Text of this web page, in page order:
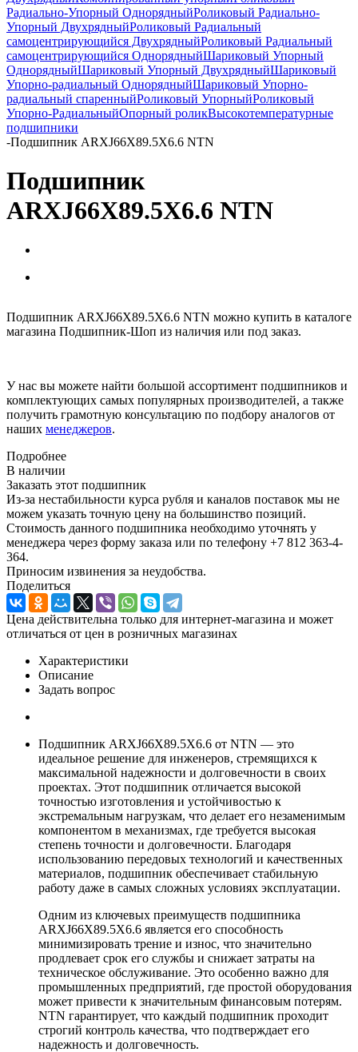
Радиально-Упорный ОднорядныйРоликовый Радиально-
Упорный ДвухрядныйРоликовый Радиальный
самоцентрирующийся ДвухрядныйРоликовый Радиальный
самоцентрирующийся ОднорядныйШариковый Упорный
ОднорядныйШариковый Упорный ДвухрядныйШариковый
Упорно-радиальный ОднорядныйШариковый Упорно-
радиальный спаренныйРоликовый УпорныйРоликовый
Упорно-РадиальныйОпорный роликВысокотемпературные
подшипники
-Подшипник ARXJ66X89.5X6.6 NTN
Подшипник
ARXJ66X89.5X6.6 NTN
Подшипник ARXJ66X89.5X6.6 NTN можно купить в каталоге
магазина Подшипник-Шоп из наличия или под заказ.
У нас вы можете найти большой ассортимент подшипников и
комплектующих самых популярных производителей, а также
получить грамотную консультацию по подбору аналогов от
наших менеджеров.
Подробнее
В наличии
Заказать этот подшипник
Из-за нестабильности курса рубля и каналов поставок мы не
можем указать точную цену на большинство позиций.
Стоимость данного подшипника необходимо уточнять у
менеджера через форму заказа или по телефону +7 812 363-4-
364.
Приносим извинения за неудобства.
Поделиться
Цена действительна только для интернет-магазина и может
отличаться от цен в розничных магазинах
Характеристики
Описание
Задать вопрос
Подшипник ARXJ66X89.5X6.6 от NTN — это
идеальное решение для инженеров, стремящихся к
максимальной надежности и долговечности в своих
проектах. Этот подшипник отличается высокой
точностью изготовления и устойчивостью к
экстремальным нагрузкам, что делает его незаменимым
компонентом в механизмах, где требуется высокая
степень точности и долговечности. Благодаря
использованию передовых технологий и качественных
материалов, подшипник обеспечивает стабильную
работу даже в самых сложных условиях эксплуатации.
Одним из ключевых преимуществ подшипника
ARXJ66X89.5X6.6 является его способность
минимизировать трение и износ, что значительно
продлевает срок его службы и снижает затраты на
техническое обслуживание. Это особенно важно для
промышленных предприятий, где простой оборудования
может привести к значительным финансовым потерям.
NTN гарантирует, что каждый подшипник проходит
строгий контроль качества, что подтверждает его
надежность и долговечность.